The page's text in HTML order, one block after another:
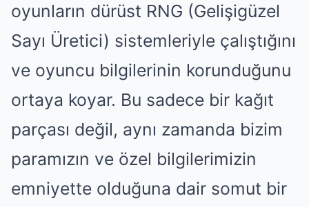
oyunların dürüst RNG (Gelişigüzel
Sayı Üretici) sistemleriyle çalıştığını
ve oyuncu bilgilerinin korunduğunu
ortaya koyar. Bu sadece bir kağıt
parçası değil, aynı zamanda bizim
paramızın ve özel bilgilerimizin
emniyette olduğuna dair somut bir